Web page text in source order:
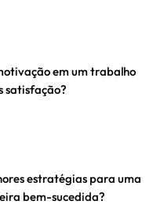
em um trabalho
satisfação?
estratégias para uma
bem-sucedida?